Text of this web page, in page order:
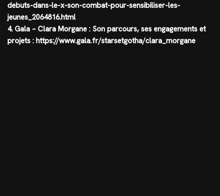
debuts-dans-le-x-son-combat-pour-sensibiliser-les-
jeunes_2064816.html
4. Gala – Clara Morgane : Son parcours, ses engagements et
projets : https://www.gala.fr/starsetgotha/clara_morgane